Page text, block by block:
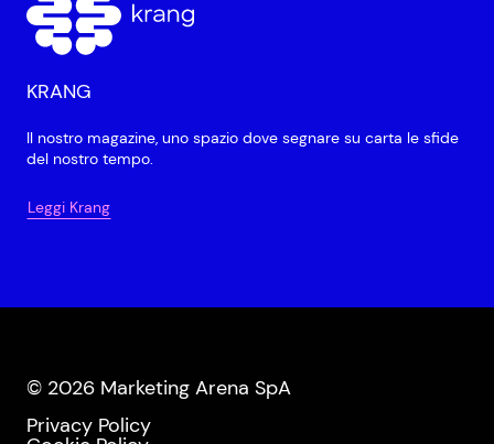
KRANG
Il nostro magazine, uno spazio dove segnare su carta le sfide
del nostro tempo.
Leggi Krang
© 2026 Marketing Arena SpA
Privacy Policy